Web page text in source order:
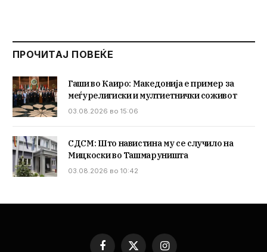
ПРОЧИТАЈ ПОВЕЌЕ
Гаши во Каиро: Македонија е пример за
меѓурелигиски и мултиетнички соживот
03.08.2026 во 15:06
СДСМ: Што навистина му се случило на
Мицкоски во Ташмаруништа
03.08.2026 во 10:42